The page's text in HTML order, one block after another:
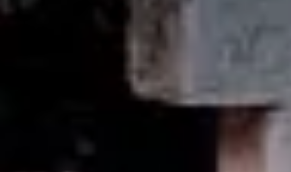
o swoje prawa, kiedy są
łamanie praw
W jakich
badania
Badania